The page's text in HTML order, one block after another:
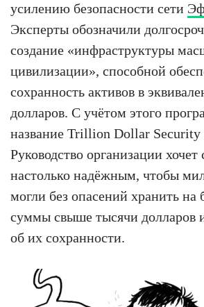
усилению безопасности сети
Эксперты обозначили
создание «инфраструктуры
цивилизации», способной
сохранность активов в
долларов. С учётом этого
название Trillion Dollar
Руководство организации хочет
настолько надёжным, чтобы
могли без опасений хранить на
суммы свыше тысячи долларов
об их сохранности.